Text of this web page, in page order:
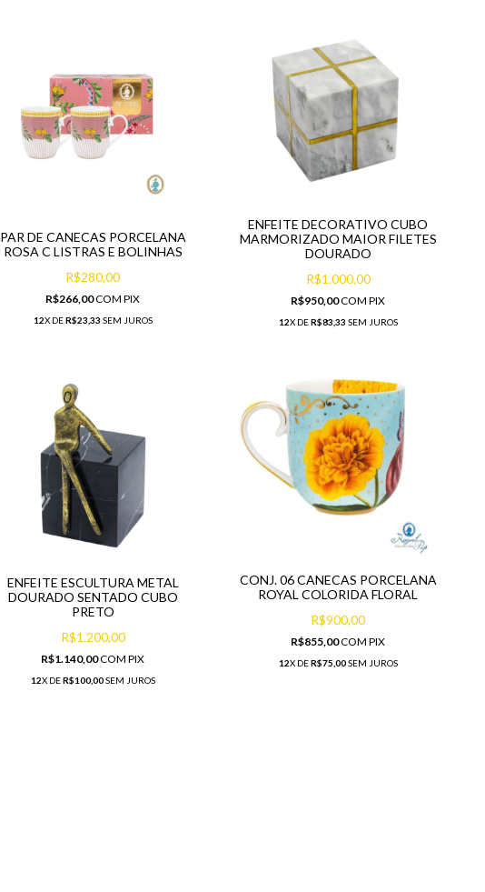
PAR DE CANECAS PORCELANA
ROSA C LISTRAS E BOLINHAS
R$280,00
R$266,00COM PIX
12X DER$23,33 SEM JUROS
ENFEITE DECORATIVO CUBO
MARMORIZADO MAIOR FILETES
DOURADO
R$1.000,00
R$950,00COM PIX
12X DER$83,33 SEM JUROS
ENFEITE ESCULTURA METAL
DOURADO SENTADO CUBO
PRETO
R$1.200,00
R$1.140,00COM PIX
12X DER$100,00SEM JUROS
CONJ. 06 CANECAS PORCELANA
ROYAL COLORIDA FLORAL
R$900,00
R$855,00COM PIX
12X DER$75,00SEM JUROS